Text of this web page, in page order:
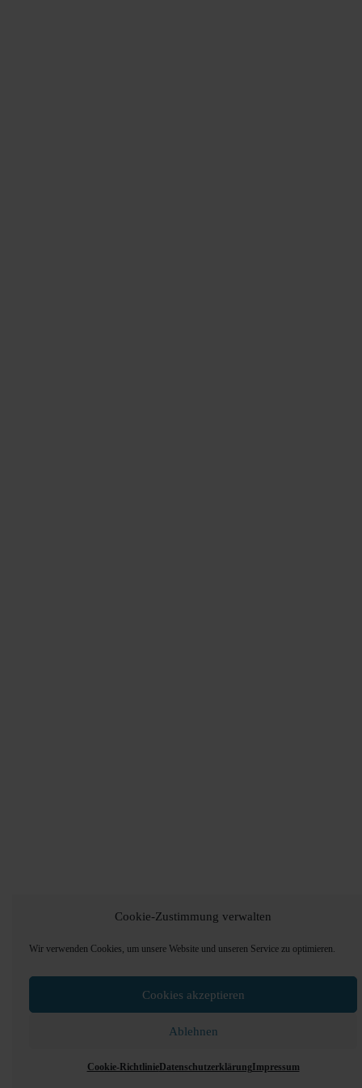
Cookie-Zustimmung verwalten
Wir verwenden Cookies, um unsere Website und unseren Service zu optimieren.
Cookies akzeptieren
Ablehnen
Cookie-RichtlinieDatenschutzerklärung Impressum